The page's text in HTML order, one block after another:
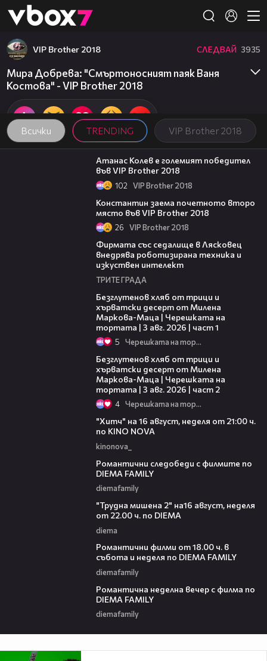
👾
Всички TRENDING VIP Brother 2018
VIP Brother 2018 СЛЕДВАЙ 3935
Мира Добрева: "Смъртоносният паяк Ваня
Костова" - VIP Brother 2018
06:03
Атанас Колев е големият победител
във VIP Brother 2018
102 VIP Brother 2018
Константин заема почетното второ
място във VIP Brother 2018
26 VIP Brother 2018
Фирмата със седалище в Лясковец
внедрява роботизирана техника и
изкуствен интелект
ТРИТЕ ГРАДА
Безглутенов хляб от трици и
хърватски десерт от Милена
Маркова-Маца | Черешката на
тортата | 3 авг. 2026 | част 1
5 Черешката на тортата
Безглутенов хляб от трици и
хърватски десерт от Милена
Маркова-Маца | Черешката на
тортата | 3 авг. 2026 | част 2
4 Черешката на тортата
"Хитч" на 16 август, неделя от 21:00 ч.
по KINO NOVA
kinonova_
Романтични следобеди с филмите по
DIEMA FAMILY
diemafamily
"Трудна мишена 2" на16 август, неделя
от 22.00 ч. по DIEMA
diema
Романтични филми от 18.00 ч. в
събота и неделя по DIEMA FAMILY
diemafamily
Романтичнa неделна вечер с филма по
DIEMA FAMILY
diemafamily